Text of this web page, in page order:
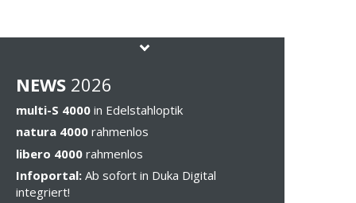
NEWS 2026
multi-S 4000 in Edelstahloptik
natura 4000 rahmenlos
libero 4000 rahmenlos
Infoportal: Ab sofort in Duka Digital
integriert!